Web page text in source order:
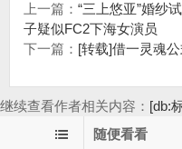
上一篇： “三上悠亚”婚纱
子疑似FC2下海女演员
下一篇： [转载]借一灵魂
继续查看作者相关内容： [db:
随便看看